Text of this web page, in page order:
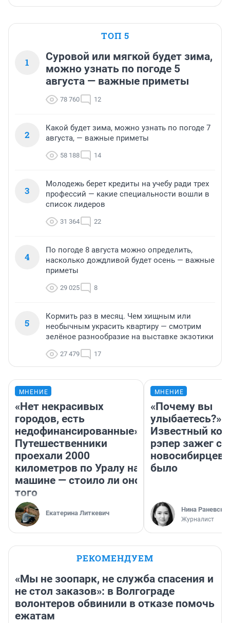
ТОП 5
1
Суровой или мягкой будет зима,
можно узнать по погоде 5
августа — важные приметы
78 760 12
2
Какой будет зима, можно узнать по погоде 7
августа, — важные приметы
58 188 14
3
Молодежь берет кредиты на учебу ради трех
профессий — какие специальности вошли в
список лидеров
31 364 22
4
По погоде 8 августа можно определить,
насколько дождливой будет осень — важные
приметы
29 025 8
5
Кормить раз в месяц. Чем хищным или
необычным украсить квартиру — смотрим
зелёное разнообразие на выставке экзотики
27 479 17
МНЕНИЕ
«Нет некрасивых
городов, есть
недофинансированные».
Путешественники
проехали 2000
километров по Уралу на
машине — стоило ли оно
того
Екатерина Литкевич
МНЕНИЕ
«Почему вы
улыбаетесь?»
Известный
рэпер зажег с
новосибирцев:
было
Нина
Журналист
РЕКОМЕНДУЕМ
«Мы не зоопарк, не служба спасения и
не стол заказов»: в Волгограде
волонтеров обвинили в отказе помочь
ежатам